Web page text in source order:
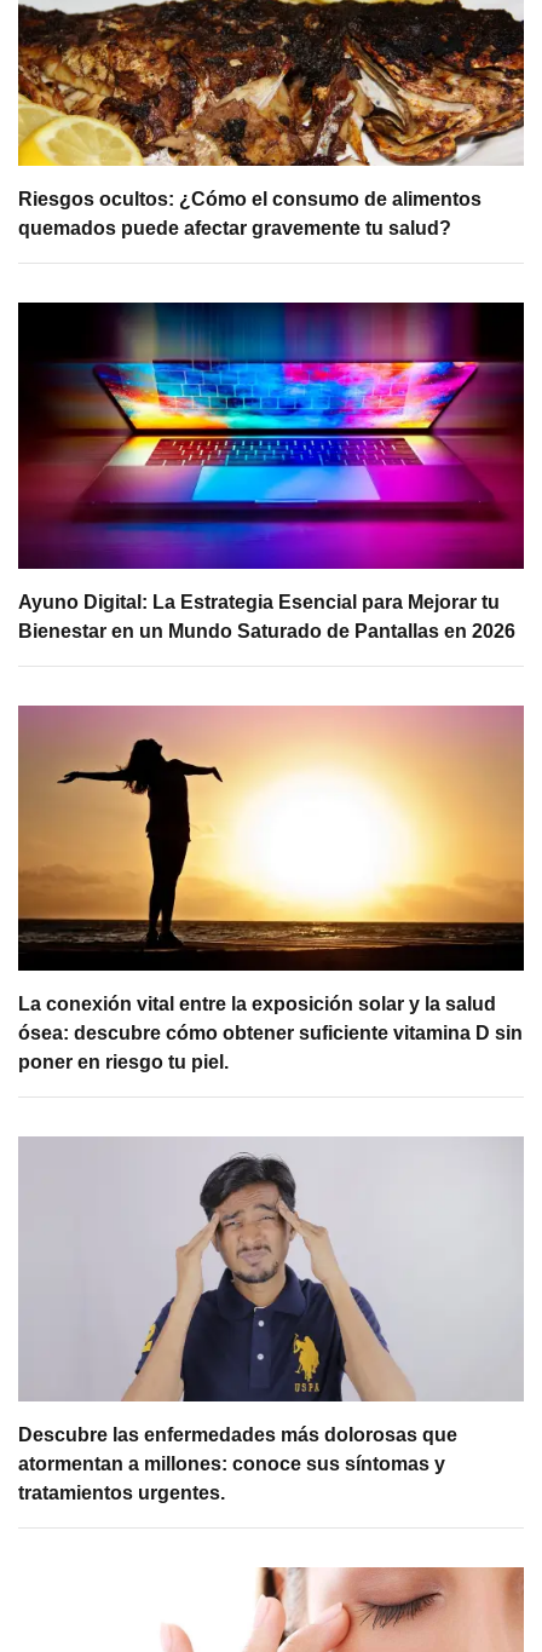
Riesgos ocultos: ¿Cómo el consumo de alimentos
quemados puede afectar gravemente tu salud?
Ayuno Digital: La Estrategia Esencial para Mejorar tu
Bienestar en un Mundo Saturado de Pantallas en 2026
La conexión vital entre la exposición solar y la salud
ósea: descubre cómo obtener suficiente vitamina D sin
poner en riesgo tu piel.
Descubre las enfermedades más dolorosas que
atormentan a millones: conoce sus síntomas y
tratamientos urgentes.